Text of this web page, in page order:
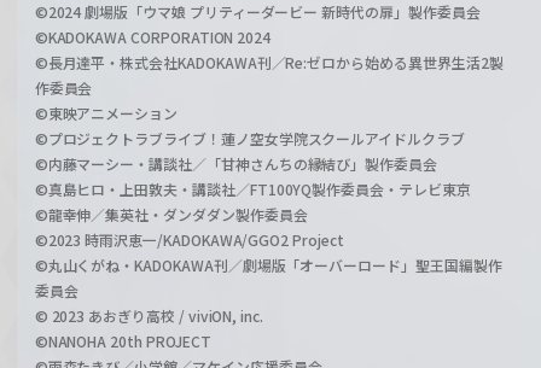
©2024 劇場版「ウマ娘 プリティーダービー 新時代の扉」製作委員会
©KADOKAWA CORPORATION 2024
©長月達平・株式会社KADOKAWA刊／Re:ゼロから始める異世界生活2製
作委員会
©東映アニメーション
©プロジェクトラブライブ！蓮ノ空女学院スクールアイドルクラブ
©内藤マーシー・講談社／「甘神さんちの縁結び」製作委員会
©真島ヒロ・上田敦夫・講談社／FT100YQ製作委員会・テレビ東京
©龍幸伸／集英社・ダンダダン製作委員会
©2023 時雨沢恵一/KADOKAWA/GGO2 Project
©丸山くがね・KADOKAWA刊／劇場版「オーバーロード」聖王国編製作
委員会
© 2023 あおぎり高校 / viviON, inc.
©NANOHA 20th PROJECT